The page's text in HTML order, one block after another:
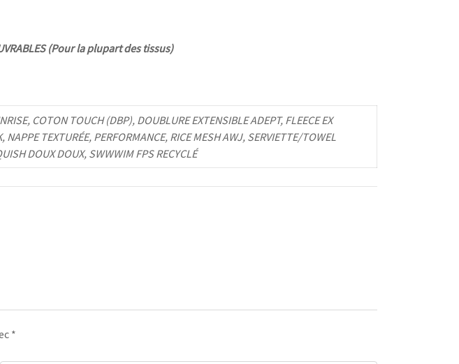
(Pour la plupart des tissus)
COTON TOUCH (DBP), DOUBLURE EXTENSIBLE ADEPT, FLEECE EX
TEXTURÉE, PERFORMANCE, RICE MESH AWJ, SERVIETTE/TOWEL
DOUX DOUX, SWWWIM FPS RECYCLÉ
*